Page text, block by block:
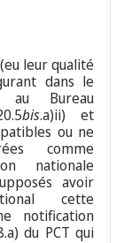
leur qualité
dans le
Bureau
bis.a)ii) et
ou ne
comme
nationale
avoir
cette
notification
du PCT qui